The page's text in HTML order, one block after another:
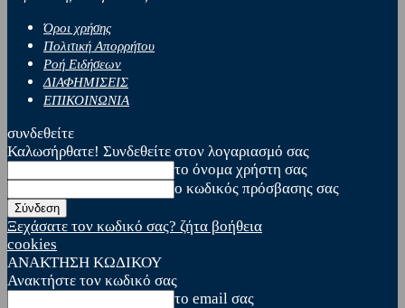
Όροι χρήσης
Πολιτική Απορρήτου
Ροή Ειδήσεων
ΔΙΑΦΗΜΙΣΕΙΣ
ΕΠΙΚΟΙΝΩΝΙΑ
συνδεθείτε
Καλωσήρθατε! Συνδεθείτε στον λογαριασμό σας
το όνομα χρήστη σας
ο κωδικός πρόσβασης σας
Ξεχάσατε τον κωδικό σας? ζήτα βοήθεια
cookies
ΑΝΑΚΤΗΣΗ ΚΩΔΙΚΟΥ
Ανακτήστε τον κωδικό σας
το email σας